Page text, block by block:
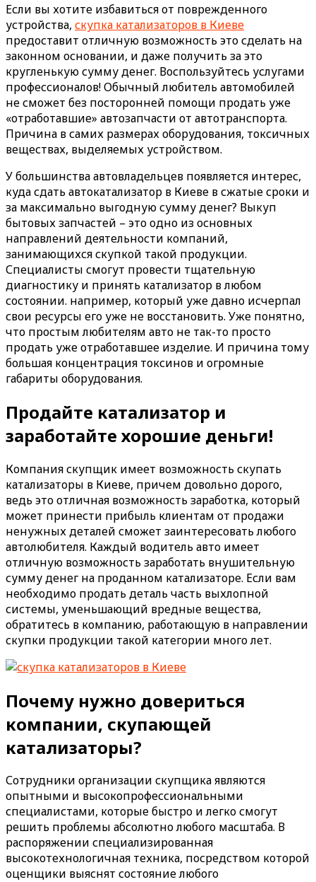
Если вы хотите избавиться от поврежденного
устройства, скупка катализаторов в Киеве
предоставит отличную возможность это сделать на
законном основании, и даже получить за это
кругленькую сумму денег. Воспользуйтесь услугами
профессионалов! Обычный любитель автомобилей
не сможет без посторонней помощи продать уже
«отработавшие» автозапчасти от автотранспорта.
Причина в самих размерах оборудования, токсичных
веществах, выделяемых устройством.
У большинства автовладельцев появляется интерес,
куда сдать автокатализатор в Киеве в сжатые сроки и
за максимально выгодную сумму денег? Выкуп
бытовых запчастей – это одно из основных
направлений деятельности компаний,
занимающихся скупкой такой продукции.
Специалисты смогут провести тщательную
диагностику и принять катализатор в любом
состоянии. например, который уже давно исчерпал
свои ресурсы его уже не восстановить. Уже понятно,
что простым любителям авто не так-то просто
продать уже отработавшее изделие. И причина тому
большая концентрация токсинов и огромные
габариты оборудования.
Продайте катализатор и
заработайте хорошие деньги!
Компания скупщик имеет возможность скупать
катализаторы в Киеве, причем довольно дорого,
ведь это отличная возможность заработка, который
может принести прибыль клиентам от продажи
ненужных деталей сможет заинтересовать любого
автолюбителя. Каждый водитель авто имеет
отличную возможность заработать внушительную
сумму денег на проданном катализаторе. Если вам
необходимо продать деталь часть выхлопной
системы, уменьшающий вредные вещества,
обратитесь в компанию, работающую в направлении
скупки продукции такой категории много лет.
Почему нужно довериться
компании, скупающей
катализаторы?
Сотрудники организации скупщика являются
опытными и высокопрофессиональными
специалистами, которые быстро и легко смогут
решить проблемы абсолютно любого масштаба. В
распоряжении специализированная
высокотехнологичная техника, посредством которой
оценщики выяснят состояние любого